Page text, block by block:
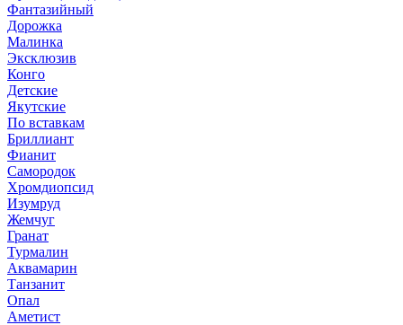
Фантазийный
Дорожка
Малинка
Эксклюзив
Конго
Детские
Якутские
По вставкам
Бриллиант
Фианит
Самородок
Хромдиопсид
Изумруд
Жемчуг
Гранат
Турмалин
Аквамарин
Танзанит
Опал
Аметист